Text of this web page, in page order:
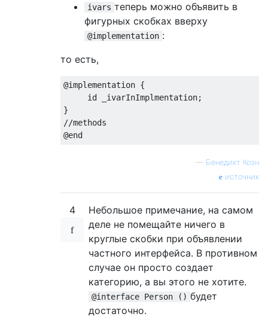
ivars теперь можно объявить в
фигурных скобках вверху
@implementation :
то есть,
@implementation {
id _ivarInImplmentation;
//methods
@end
— Бенедикт Коэн
источник
4
Небольшое примечание, на самом
деле не помещайте ничего в
круглые скобки при объявлении
частного интерфейса. В противном
случае он просто создает
категорию, а вы этого не хотите.
@interface Person () будет
достаточно.